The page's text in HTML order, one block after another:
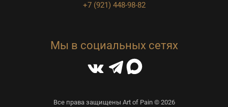
+7 (921) 448-98-82
Мы в социальных сетях
Все права защищены Art of Pain © 2026